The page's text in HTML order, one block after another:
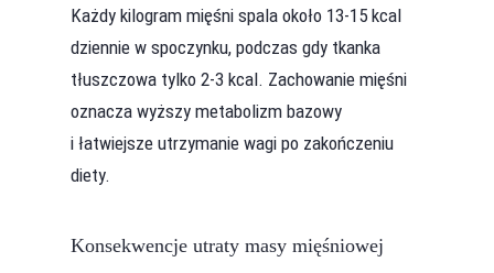
Każdy kilogram mięśni spala około 13-15 kcal
dziennie w spoczynku, podczas gdy tkanka
tłuszczowa tylko 2-3 kcal. Zachowanie mięśni
oznacza wyższy metabolizm bazowy
i łatwiejsze utrzymanie wagi po zakończeniu
diety.
Konsekwencje utraty masy mięśniowej